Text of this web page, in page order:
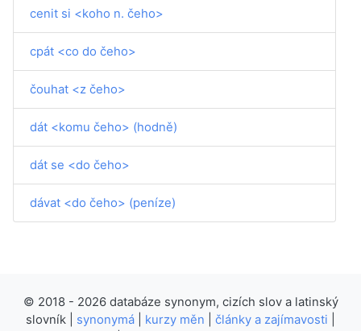
cenit si <koho n. čeho>
cpát <co do čeho>
čouhat <z čeho>
dát <komu čeho> (hodně)
dát se <do čeho>
dávat <do čeho> (peníze)
© 2018 - 2026 databáze synonym, cizích slov a latinský
slovník | synonymá kurzy měn články a zajímavosti